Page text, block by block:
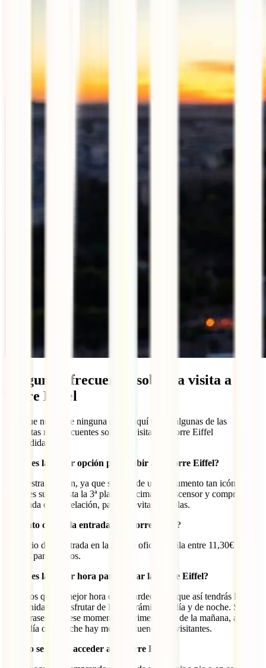
Preguntas frecuentes sobre la visita a la
Torre Eiffel
Para que no quede ninguna duda, aquí tienes algunas de las
preguntas más frecuentes sobre la visita a la Torre Eiffel
respondidas:
¿Cuál es la mejor opción para subir a la Torre Eiffel?
En nuestra opinión, ya que se trata de un monumento tan icónico, lo
mejor es subir hasta la 3ª planta (la cima) en ascensor y comprando
la entrada con antelación, para así evitar las colas.
¿Cuánto cuesta la entrada a la Torre Eiffel?
El precio de la entrada en la página oficial oscila entre 11,30€ y
28,30€ para adultos.
¿Cuál es la mejor hora para visitar la Torre Eiffel?
Creemos que la mejor hora es el atardecer, ya que así tendrás la
oportunidad de disfrutar de la panorámica de día y de noche. Si no
encontrases para ese momento, a primera hora de la mañana, a
mediodía o de noche hay menos afluencia de visitantes.
¿Cómo se puede acceder a la Torre Eiffel?